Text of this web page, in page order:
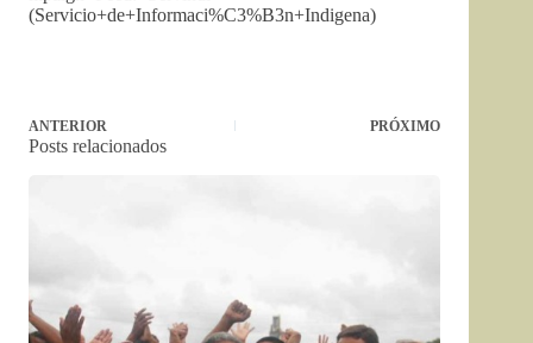
(Servicio+de+Informaci%C3%B3n+Indigena)
ANTERIOR PRÓXIMO
Posts relacionados